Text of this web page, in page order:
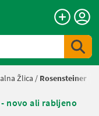
Žlica / Rosensteiner
novo ali rabljeno